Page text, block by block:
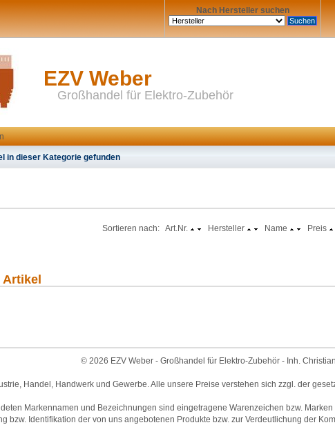
Nach Hersteller suchen
EZV Weber
Großhandel für Elektro-Zubehör
dieser Kategorie gefunden
Sortieren nach: Art.Nr. Hersteller Name Preis
© 2026 EZV Weber - Großhandel für Elektro-Zubehör - Inh.
Handel, Handwerk und Gewerbe. Alle unsere Preise verstehen sich zzgl. der
Markennamen und Bezeichnungen sind eingetragene Warenzeichen bzw.
bzw. Identifikation der von uns angebotenen Produkte bzw. zur Verdeutlichung der